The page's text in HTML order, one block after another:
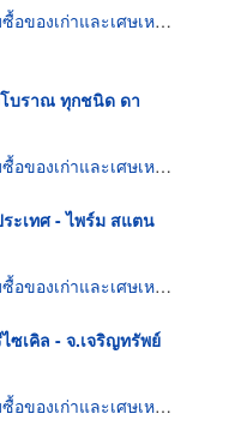
ของเก่าและเศษเหล็ก
บราณ ทุกชนิด ดา
ของเก่าและเศษเหล็ก
ะเทศ - ไพร์ม สแตน
ของเก่าและเศษเหล็ก
ซเคิล - จ.เจริญทรัพย์
ของเก่าและเศษเหล็ก